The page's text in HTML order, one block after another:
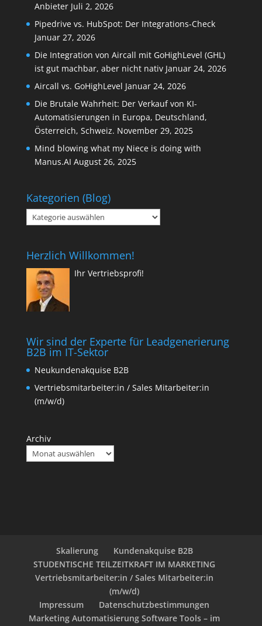
Anbieter Juli 2, 2026
Pipedrive vs. HubSpot: Der Integrations-Check
Januar 27, 2026
Die Integration von Aircall mit GoHighLevel (GHL)
ist gut machbar, aber nicht nativ Januar 24, 2026
Aircall vs. GoHighLevel Januar 24, 2026
Die Brutale Wahrheit: Der Verkauf von KI-
Automatisierungen in Europa, Deutschland,
Österreich, Schweiz. November 29, 2025
Mind blowing what my Niece is doing with
Manus.AI August 26, 2025
Kategorien (Blog)
Kategorien
(Blog)
Herzlich Willkommen!
Ihr Vertriebsprofi!
Wir sind der Experte für Leadgenerierung
B2B im IT-Sektor
Neukundenakquise B2B
Vertriebsmitarbeiter:in / Sales Mitarbeiter:in
(m/w/d)
Archiv
Skalierung
Kundenakquise B2B
STUDENTISCHE TEILZEITKRAFT IM MARKETING
Vertriebsmitarbeiter:in / Sales Mitarbeiter:in
(m/w/d)
Impressum
Datenschutzbestimmungen
Marketing Automatisierung Software Tools – im